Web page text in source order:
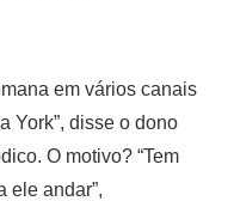
em vários canais
York”, disse o dono
O motivo? “Tem
ele andar”,